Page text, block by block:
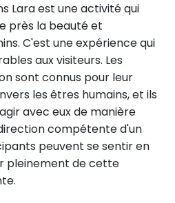
Lara est une activité qui
près la beauté et
C'est une expérience qui
aux visiteurs. Les
sont connus pour leur
les êtres humains, et ils
avec eux de manière
compétente d'un
peuvent se sentir en
pleinement de cette